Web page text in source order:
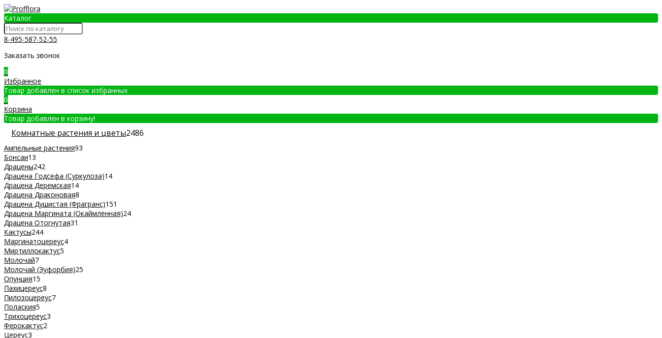
Каталог
8-495-587-52-55
Заказать звонок
0
Избранное
Товар добавлен в список избранных
0
Корзина
Товар добавлен в корзину!
Комнатные растения и цветы2486
Ампельные растения93
Бонсаи13
Драцены242
Драцена Годсефа (Суркулоза)14
Драцена Деремская14
Драцена Драконовая8
Драцена Душистая (Фрагранс)151
Драцена Маргината (Окаймленная)24
Драцена Отогнутая31
Кактусы244
Маргинатоцереус4
Миртиллокактус5
Молочай7
Молочай (Эуфорбия)25
Опунция15
Пахицереус8
Пилозоцереус7
Полаския5
Трихоцереус3
Ферокактус2
Цереус3